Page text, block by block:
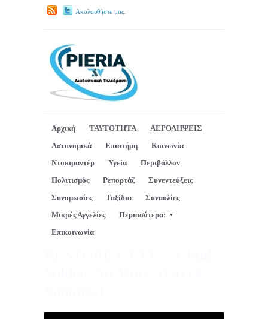
Ακολουθήστε μας.
Αρχική ΤΑΥΤΟΤΗΤΑ
ΑΕΡΟΛΗΨΕΙΣ
Αστυνομικά
Επιστήμη
Κοινωνία
Ντοκιμαντέρ
Υγεία
Περιβάλλον
Πολιτισμός
Ρεπορτάζ
Συνεντεύξεις
Συνομωσίες
Ταξίδια
Συναυλίες
Μικρές Αγγελίες
Περισσότερα:
Επικοινωνία